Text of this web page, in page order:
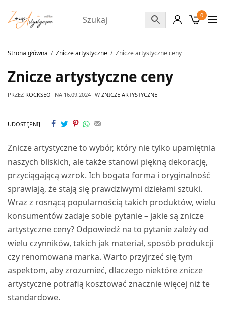
0
Strona główna Znicze artystyczne Znicze artystyczne ceny
Znicze artystyczne ceny
PRZEZ ROCKSEO NA 16.09.2024 W ZNICZE ARTYSTYCZNE
UDOSTĘPNIJ
Znicze artystyczne to wybór, który nie tylko upamiętnia
naszych bliskich, ale także stanowi piękną dekorację,
przyciągającą wzrok. Ich bogata forma i oryginalność
sprawiają, że stają się prawdziwymi dziełami sztuki.
Wraz z rosnącą popularnością takich produktów, wielu
konsumentów zadaje sobie pytanie – jakie są znicze
artystyczne ceny? Odpowiedź na to pytanie zależy od
wielu czynników, takich jak materiał, sposób produkcji
czy renomowana marka. Warto przyjrzeć się tym
aspektom, aby zrozumieć, dlaczego niektóre znicze
artystyczne potrafią kosztować znacznie więcej niż te
standardowe.